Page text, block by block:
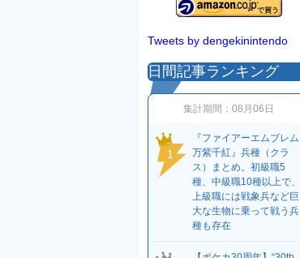
日間記事ランキング
集計期間： 08月06日
1
『ファイアーエムブレム
万紫千紅』兵種（クラ
ス）まとめ。初級職5
種、中級職10種以上で、
上級職には戦象兵など巨
大な生物に乗って戦う兵
種も存在
Tweets by dengekinintendo